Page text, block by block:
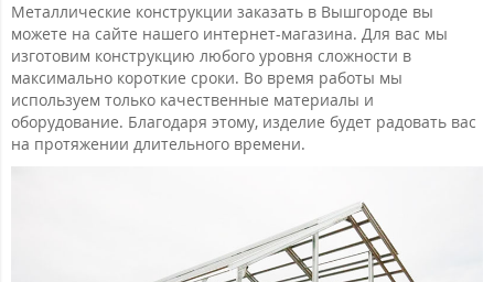
Металлические конструкции заказать в Вышгороде вы
можете на сайте нашего интернет-магазина. Для вас мы
изготовим конструкцию любого уровня сложности в
максимально короткие сроки. Во время работы мы
используем только качественные материалы и
оборудование. Благодаря этому, изделие будет радовать вас
на протяжении длительного времени.